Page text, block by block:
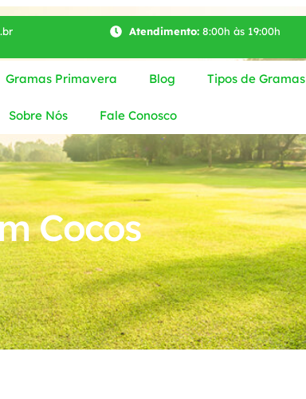
Atendimento:8:00h às 19:00h
Gramas Primavera Blog Tipos de Gramas
Sobre Nós Fale Conosco
Cocos